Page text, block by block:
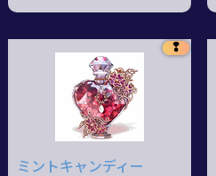
❢
ミントキャンディー